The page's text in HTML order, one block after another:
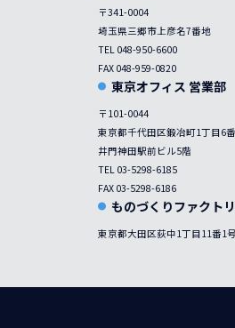
〒341-0004
埼玉県三郷市上彦名7番地
TEL 048-950-6600
FAX 048-959-0820
東京オフィス 営業部
〒101-0044
東京都千代田区鍛冶町1丁目6
井門神田駅前ビル5階
TEL 03-5298-6185
FAX 03-5298-6186
ものづくりファクト
東京都大田区荻中1丁目11番1号